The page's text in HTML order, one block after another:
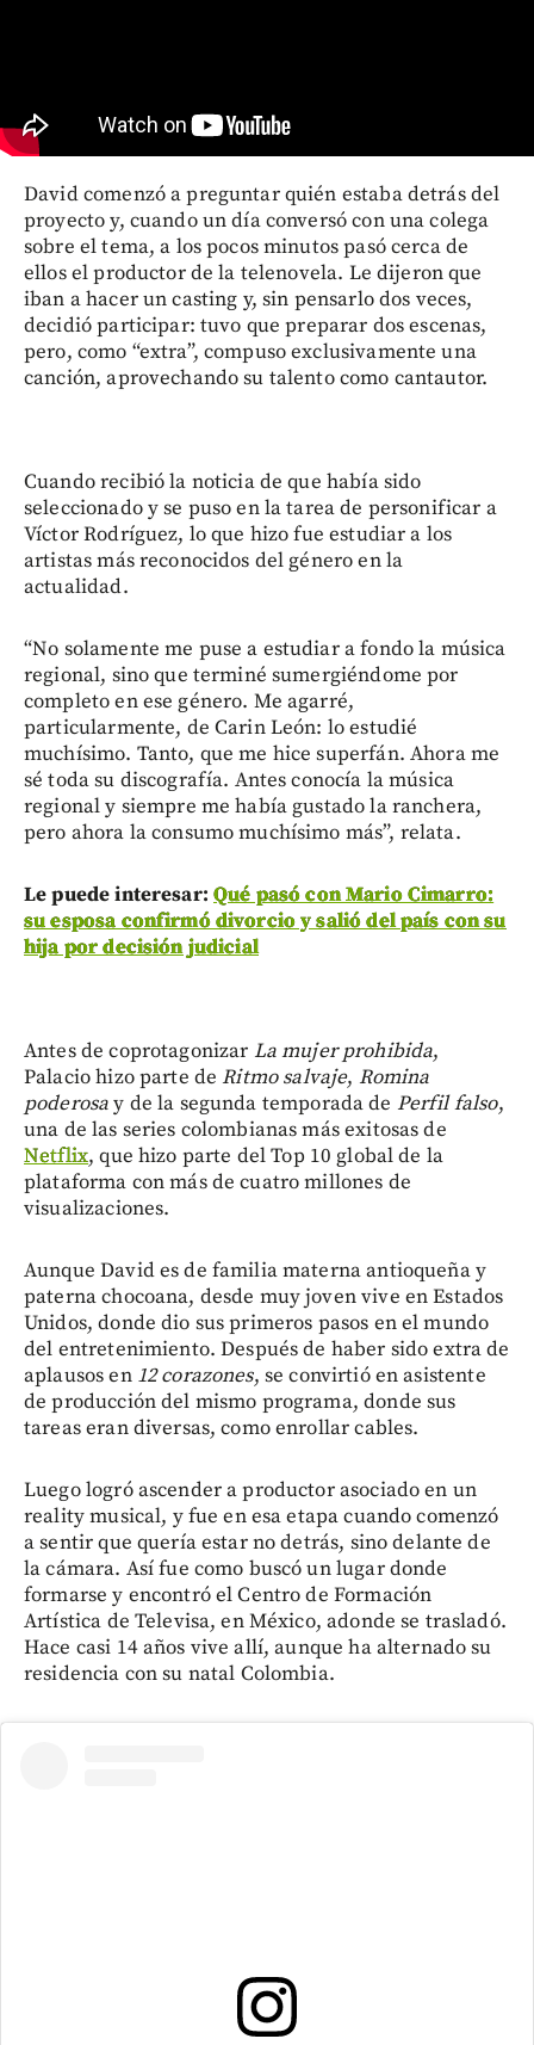
David comenzó a preguntar quién estaba detrás del
proyecto y, cuando un día conversó con una colega
sobre el tema, a los pocos minutos pasó cerca de
ellos el productor de la telenovela. Le dijeron que
iban a hacer un casting y, sin pensarlo dos veces,
decidió participar: tuvo que preparar dos escenas,
pero, como “extra”, compuso exclusivamente una
canción, aprovechando su talento como cantautor.
Cuando recibió la noticia de que había sido
seleccionado y se puso en la tarea de personificar a
Víctor Rodríguez, lo que hizo fue estudiar a los
artistas más reconocidos del género en la
actualidad.
“No solamente me puse a estudiar a fondo la música
regional, sino que terminé sumergiéndome por
completo en ese género. Me agarré,
particularmente, de Carin León: lo estudié
muchísimo. Tanto, que me hice superfán. Ahora me
sé toda su discografía. Antes conocía la música
regional y siempre me había gustado la ranchera,
pero ahora la consumo muchísimo más”, relata.
Le puede interesar: Qué pasó con Mario Cimarro:
su esposa confirmó divorcio y salió del país con su
hija por decisión judicial
Antes de coprotagonizar La mujer prohibida,
Palacio hizo parte deRitmo salvaje, Romina
poderosay de la segunda temporada de Perfil falso,
una de las series colombianas más exitosas de
Netflix, que hizo parte del Top 10 global de la
plataforma con más de cuatro millones de
visualizaciones.
Aunque David es de familia materna antioqueña y
paterna chocoana, desde muy joven vive en Estados
Unidos, donde dio sus primeros pasos en el mundo
del entretenimiento. Después de haber sido extra de
aplausos en 12 corazones, se convirtió en asistente
de producción del mismo programa, donde sus
tareas eran diversas, como enrollar cables.
Luego logró ascender a productor asociado en un
reality musical, y fue en esa etapa cuando comenzó
a sentir que quería estar no detrás, sino delante de
la cámara. Así fue como buscó un lugar donde
formarse y encontró el Centro de Formación
Artística de Televisa, en México, adonde se trasladó.
Hace casi 14 años vive allí, aunque ha alternado su
residencia con su natal Colombia.